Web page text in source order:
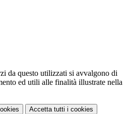
da questo utilizzati si avvalgono di
ed utili alle finalità illustrate nella
Accetta tutti i cookies